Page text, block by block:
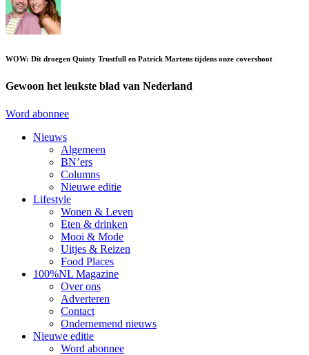
WOW: Dít droegen Quinty Trustfull en Patrick Martens tijdens onze covershoot
Gewoon het leukste blad van Nederland
Word abonnee
Nieuws
Algemeen
BN’ers
Columns
Nieuwe editie
Lifestyle
Wonen & Leven
Eten & drinken
Mooi & Mode
Uitjes & Reizen
Food Places
100%NL Magazine
Over ons
Adverteren
Contact
Ondernemend nieuws
Nieuwe editie
Word abonnee